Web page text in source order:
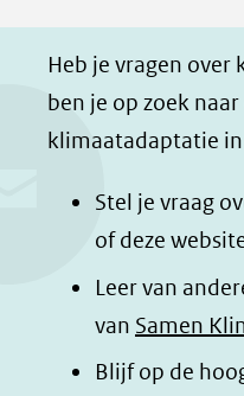
a
b
o
o
(opent
in
nieuw
i
d
I
in
nieuw
h
t
a
p
in
Heb je vragen
ben je op zoek
klimaatadaptatie
Stel je vraag
of deze
Leer van
van Samen
Blijf op de